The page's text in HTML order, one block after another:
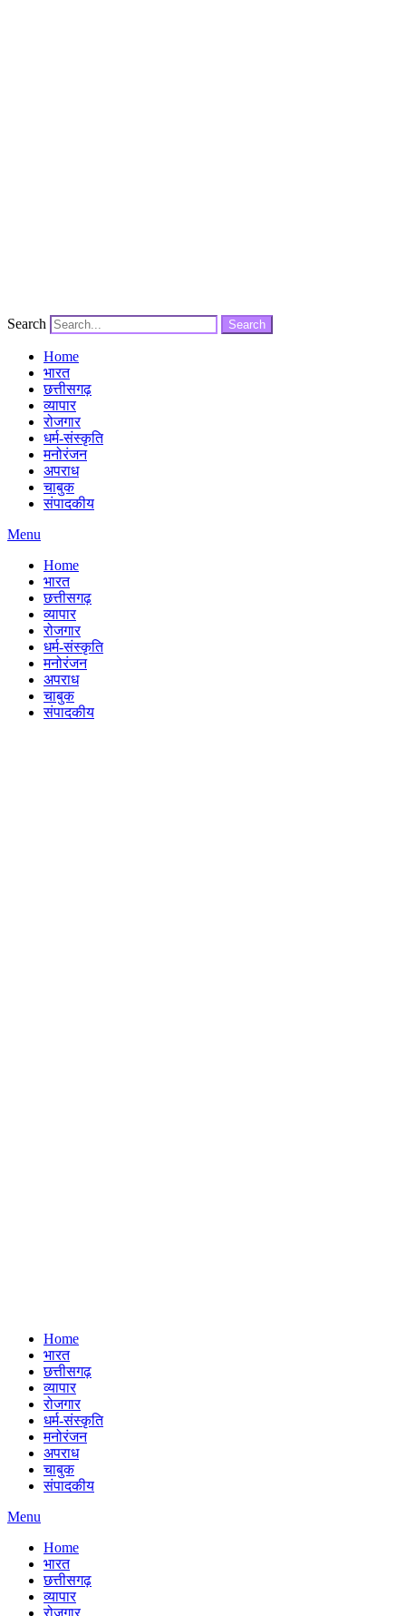
Search Search
Home
भारत
छत्तीसगढ़
व्यापार
रोजगार
धर्म-संस्कृति
मनोरंजन
अपराध
चाबुक
संपादकीय
Menu
Home
भारत
छत्तीसगढ़
व्यापार
रोजगार
धर्म-संस्कृति
मनोरंजन
अपराध
चाबुक
संपादकीय
Home
भारत
छत्तीसगढ़
व्यापार
रोजगार
धर्म-संस्कृति
मनोरंजन
अपराध
चाबुक
संपादकीय
Menu
Home
भारत
छत्तीसगढ़
व्यापार